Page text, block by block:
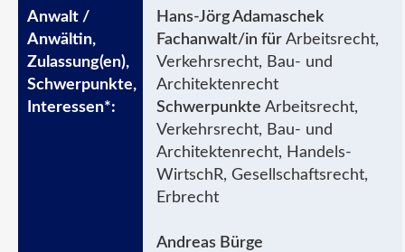
Hans-Jörg Adamaschek
Fachanwalt/in für Arbeitsrecht,
Verkehrsrecht, Bau- und
Architektenrecht
Schwerpunkte Arbeitsrecht,
Verkehrsrecht, Bau- und
Architektenrecht, Handels-
WirtschR, Gesellschaftsrecht,
Erbrecht
Andreas Bürge